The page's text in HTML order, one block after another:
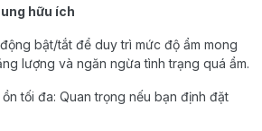
hữu ích
bật/tắt để duy trì mức độ ẩm mong
lượng và ngăn ngừa tình trạng quá ẩm.
tối đa: Quan trọng nếu bạn định đặt